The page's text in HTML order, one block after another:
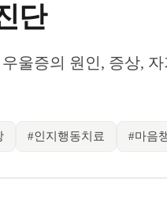
단
울증의 원인, 증상,
#인지행동치료 #마음